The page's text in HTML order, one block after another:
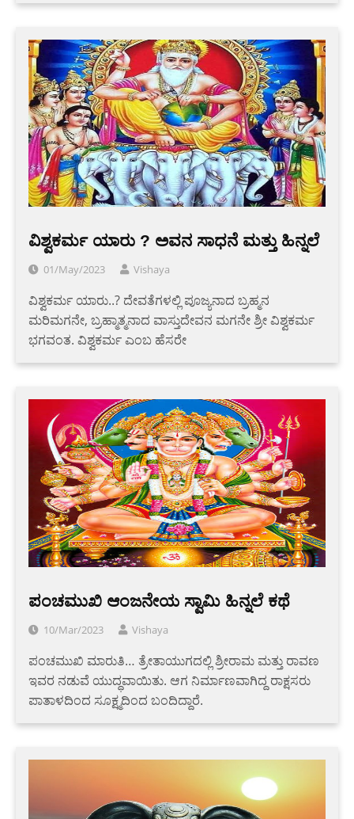
ವಿಶ್ವಕರ್ಮ ಯಾರು ? ಅವನ ಸಾಧನೆ ಮತ್ತು ಹಿನ್ನಲೆ
01/May/2023 Vishaya
ವಿಶ್ವಕರ್ಮ ಯಾರು..? ದೇವತೆಗಳಲ್ಲಿ ಪೂಜ್ಯನಾದ ಬ್ರಹ್ಮನ
ಮರಿಮಗನೇ, ಬ್ರಹ್ಮಾತ್ಮನಾದ ವಾಸ್ತುದೇವನ ಮಗನೇ ಶ್ರೀ ವಿಶ್ವಕರ್ಮ
ಭಗವಂತ. ವಿಶ್ವಕರ್ಮ ಎಂಬ ಹೆಸರೇ
ಪಂಚಮುಖಿ ಆಂಜನೇಯ ಸ್ವಾಮಿ ಹಿನ್ನಲೆ ಕಥೆ
10/Mar/2023 Vishaya
ಪಂಚಮುಖಿ ಮಾರುತಿ… ತ್ರೇತಾಯುಗದಲ್ಲಿ ಶ್ರೀರಾಮ ಮತ್ತು ರಾವಣ
ಇವರ ನಡುವೆ ಯುದ್ಧವಾಯಿತು. ಆಗ ನಿರ್ಮಾಣವಾಗಿದ್ದ ರಾಕ್ಷಸರು
ಪಾತಾಳದಿಂದ ಸೂಕ್ಷ್ಮದಿಂದ ಬಂದಿದ್ದಾರೆ.